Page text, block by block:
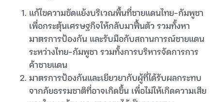
แก้ไขความขัดแย้งบริเวณพื้นที่ชายแดนไทย-กัมพูชา
เพื่อกระตุ้นเศรษฐกิจให้กลับมาฟื้นตัว รวมทั้งหา
มาตรการป้องกัน และรับมือกับสถานการณ์ชายแดน
ระหว่างไทย-กัมพูชา รวมทั้งการบริหารจัดการการ
ค้าชายแดน
มาตรการป้องกันและเยียวยากับผู้ที่ได้รับผลกระทบ
จากภัยธรรมชาติที่อาจเกิดขึ้น เพื่อไม่ให้เกิดความเสีย